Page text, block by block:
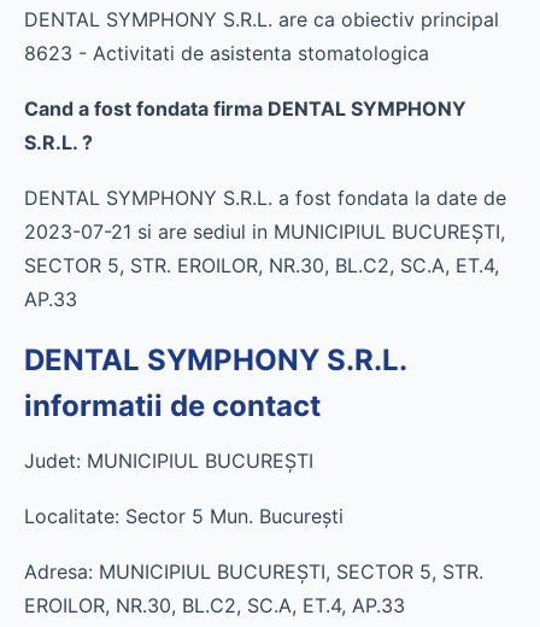
DENTAL SYMPHONY S.R.L. are ca obiectiv principal
8623 - Activitati de asistenta stomatologica
Cand a fost fondata firma DENTAL SYMPHONY
S.R.L. ?
DENTAL SYMPHONY S.R.L. a fost fondata la date de
2023-07-21 si are sediul in MUNICIPIUL BUCUREŞTI,
SECTOR 5, STR. EROILOR, NR.30, BL.C2, SC.A, ET.4,
AP.33
DENTAL SYMPHONY S.R.L.
informatii de contact
Judet: MUNICIPIUL BUCUREŞTI
Localitate: Sector 5 Mun. Bucureşti
Adresa: MUNICIPIUL BUCUREŞTI, SECTOR 5, STR.
EROILOR, NR.30, BL.C2, SC.A, ET.4, AP.33